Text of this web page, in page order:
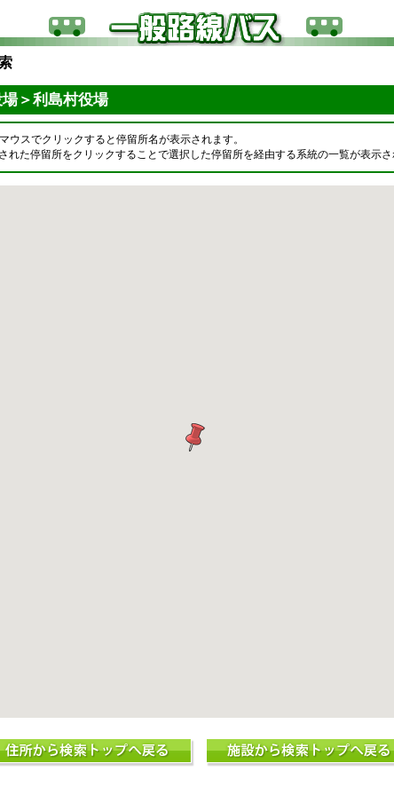
＞利島村役場
ウスでクリックすると停留所名が表示されます。
れた停留所をクリックすることで選択した停留所を経由する系統の一覧が表示